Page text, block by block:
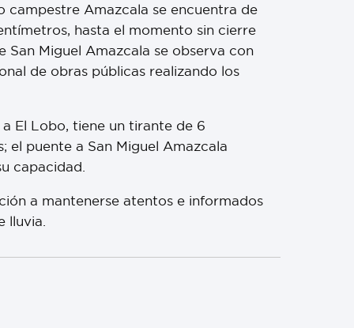
Amazcala se encuentra de
hasta el momento sin cierre
San Miguel Amazcala se observa con
de obras públicas realizando los
El Lobo, tiene un tirante de 6
puente a San Miguel Amazcala
capacidad.
a mantenerse atentos e informados
lluvia.